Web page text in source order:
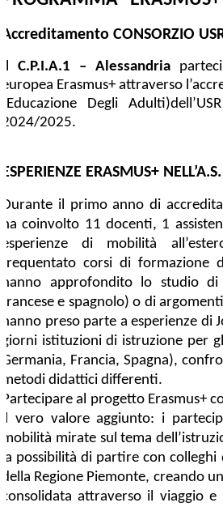
Accreditamento CONSORZIO
Il C.P.I.A.1 – Alessandria
europea Erasmus+ attraverso
(Educazione Degli
2024/2025.
ESPERIENZE ERASMUS+
Durante il primo anno di
ha coinvolto 11 docenti, 1
esperienze di mobilità
frequentato corsi di
hanno approfondito lo studio
francese e spagnolo) o di
hanno preso parte a esperienze di
giorni istituzioni di istruzione per
Germania, Francia, Spagna),
metodi didattici differenti.
Partecipare al progetto Erasmus+
il vero valore aggiunto: i
mobilità mirate sul tema
la possibilità di partire con
della Regione Piemonte, creando
consolidata attraverso il viaggio